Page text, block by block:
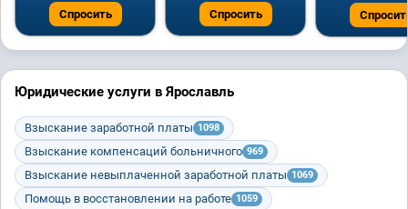
Спросить Спросить
Юридические услуги в Ярославль
Взыскание заработной платы 1098
Взыскание компенсаций больничного 969
Взыскание невыплаченной заработной платы 1069
Помощь в восстановлении на работе 1059